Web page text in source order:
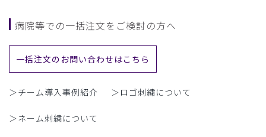
病院等での一括注文をご検討の方へ
一括注文のお問い合わせはこちら
＞チーム導入事例紹介 ＞ロゴ刺繍について
＞ネーム刺繍について